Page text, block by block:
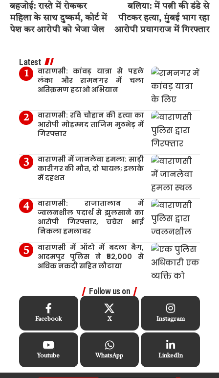
बहजोई: रास्ते में रोककर
महिला के साथ दुष्कर्म, कोर्ट में
पेश कर आरोपी को भेजा जेल
बलिया: में पत्नी की डंडे से
पीटकर हत्या, मुंबई भाग रहा
आरोपी प्रयागराज में गिरफ्तार
Latest
वाराणसी: कांवड़ यात्रा से पहले
लंका और रामनगर में चला
अतिक्रमण हटाओ अभियान
वाराणसी: रवि चौहान की हत्या का
आरोपी मोहम्मद ताजिम मुठभेड़ में
गिरफ्तार
वाराणसी में जानलेवा हमला: साड़ी
कारीगर की मौत, दो घायल; इलाके
में दहशत
वाराणसी: राजातालाब में
ज्वलनशील पदार्थ से झुलसाने का
आरोपी गिरफ्तार, चचेरा भाई
निकला हमलावर
वाराणसी में ऑटो में बदला बैग,
आदमपुर पुलिस ने ₹52,000 से
अधिक नकदी सहित लौटाया
Follow us on
Facebook X Instagram
Youtube WhatsApp LinkedIn